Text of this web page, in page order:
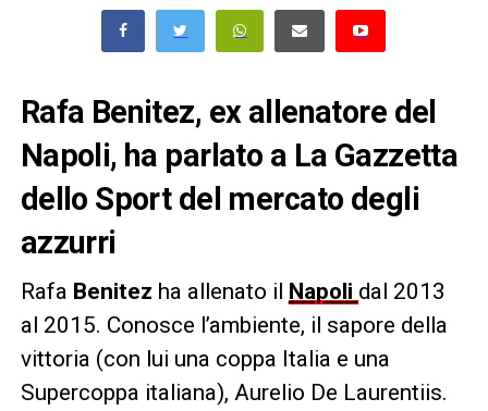
Rafa Benitez, ex allenatore del
Napoli, ha parlato a La Gazzetta
dello Sport del mercato degli
azzurri
Rafa Benitez ha allenato il Napoli dal 2013
al 2015. Conosce l’ambiente, il sapore della
vittoria (con lui una coppa Italia e una
Supercoppa italiana), Aurelio De Laurentiis.